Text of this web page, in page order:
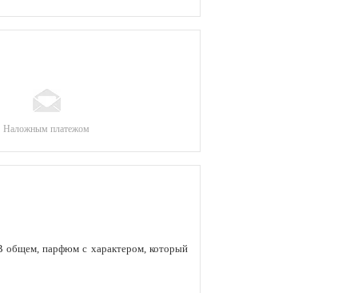
Наложным платежом
общем, парфюм с характером, который